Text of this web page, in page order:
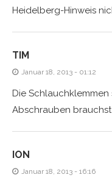
Heidelberg-Hinweis
TIM
Januar 18, 2013 - 01:12
Die
Abschrauben
ION
Januar 18, 2013 - 16:16